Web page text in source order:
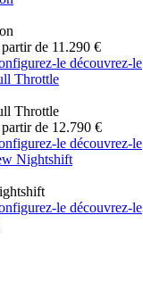
de 11.290 €
le découvrez-le
Throttle
Throttle
de 12.790 €
le découvrez-le
Nightshift
le découvrez-le